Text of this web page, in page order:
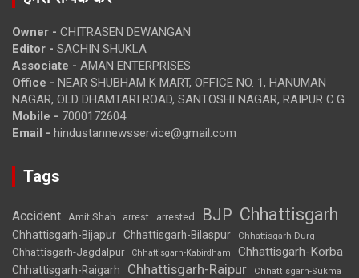
Owner - CHITRASEN DEWANGAN
Editor - SACHIN SHUKLA
Associate - AMAN ENTERPRISES
Office - NEAR SHUBHAM K MART, OFFICE NO. 1, HANUMAN
NAGAR, OLD DHAMTARI ROAD, SANTOSHI NAGAR, RAIPUR C.G.
Mobile - 7000172604
Email - hindustannewsservice@gmail.com
Tags
Accident Amit Shah arrest arrested BJP Chhattisgarh
Chhattisgarh-Bijapur Chhattisgarh-Bilaspur Chhattisgarh-Durg
Chhattisgarh-Jagdalpur Chhattisgarh-Kabirdham Chhattisgarh-Korba
Chhattisgarh-Raigarh Chhattisgarh-Raipur
Chhattisgarh-Sukma